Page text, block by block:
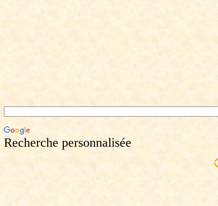
Recherche personnalisée